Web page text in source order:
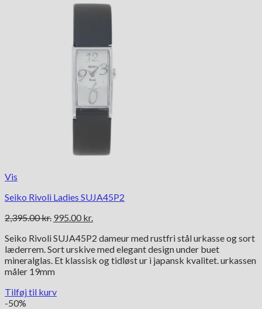
Vis
Seiko Rivoli Ladies SUJA45P2
2,395.00kr. Den
pris
var:
2,395.00 kr..
995.00 kr.
pris
er:
995.00 kr..
Seiko Rivoli SUJA45P2 dameur med rustfri stål urkasse og sort
læderrem. Sort urskive med elegant design under buet
mineralglas. Et klassisk og tidløst ur i japansk kvalitet. urkassen
måler 19mm
Tilføj til kurv
-50%